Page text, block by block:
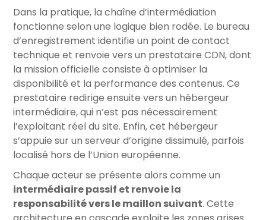
Dans la pratique, la chaîne d’intermédiation
fonctionne selon une logique bien rodée. Le bureau
d’enregistrement identifie un point de contact
technique et renvoie vers un prestataire CDN, dont
la mission officielle consiste à optimiser la
disponibilité et la performance des contenus. Ce
prestataire redirige ensuite vers un hébergeur
intermédiaire, qui n’est pas nécessairement
l’exploitant réel du site. Enfin, cet hébergeur
s’appuie sur un serveur d’origine dissimulé, parfois
localisé hors de l’Union européenne.
Chaque acteur se présente alors comme un
intermédiaire passif et renvoie la
responsabilité vers le maillon suivant. Cette